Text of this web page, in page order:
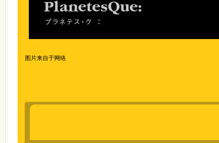
图片来自于网络